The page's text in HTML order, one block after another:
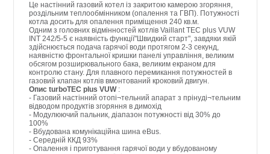
Це настінний газовий котел із закритою камерою згоряння,
роздільним теплообмінником (опалення та ГВП). Потужності
котла досить для опалення приміщення 240 кв.м.
Одним з головних відмінностей котлів Vaillant TEC plus VUW
INT 242/5-5 є наявність функції"Швидкий старт", завдяки якій
здійснюється подача гарячої води протягом 2-3 секунд,
наявністю фронтальної кришки панелі управління, великим
обсягом розширювального бака, великим екраном для
контролю стану. Для плавного перемикання потужностей в
газовий клапан котлів вмонтований кроковий двигун.
Опис turboTEC plus VUW :
- Газовий настінний отопі¬тельний апарат з прінуді¬тельним
відводом продуктів згоряння в димохід
- Модулюючий пальник, діапазон потужності від 30% до
100%
- Вбудована комунікаційна шина eBus.
- Середній ККД 93%
- Опалення і приготування гарячої води у вбудованому